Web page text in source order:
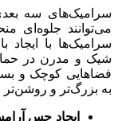
سرامیک‌های سه‌
می‌توانند جلوه‌ای
سرامیک‌ها با
شیک و مدرن در
فضاهایی کوچک و
به بزرگ‌تر و
ایجاد حس